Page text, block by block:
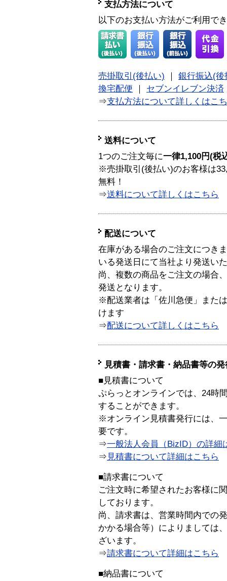
支払方法について
以下のお支払い方法がご利用で
売掛取引(後払い)
銀行振込(後
換宅配便
セブンイレブン決済
⇒支払方法について詳しくはこ
送料について
1つのご注文毎に一律1,100円(税
※売掛取引(後払い)のお客様は
無料！
⇒送料について詳しくはこちら
配送について
在庫がある場合のご注文につき
いる発送日にて当社より発送い
尚、複数の商品をご注文の場合
発送となります。
※配送業者は「佐川急便」また
けます
⇒配送について詳しくはこちら
見積書・請求書・納品書等の
■見積書について
ぷらっとオンラインでは、24時
することができます。
※オンライン見積書発行には、
要です。
⇒一般法人会員（BizID）の詳細
⇒ 見積書について詳細はこちら
■請求書について
ご注文時に希望されたお客様に
しております。
尚、請求書は、営業時間内での
かかる場合等）によりましては
ざいます。
⇒請求書について詳細はこちら
■納品書について